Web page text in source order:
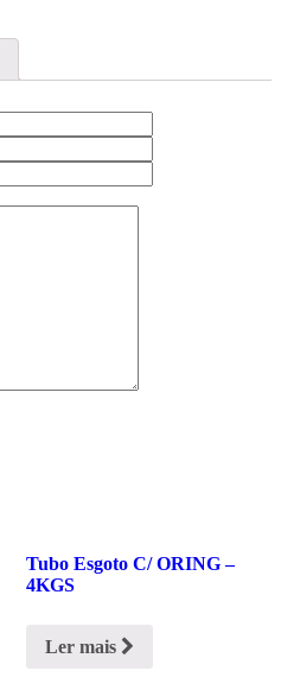
Tubo Esgoto C/ ORING –
4KGS
Ler mais